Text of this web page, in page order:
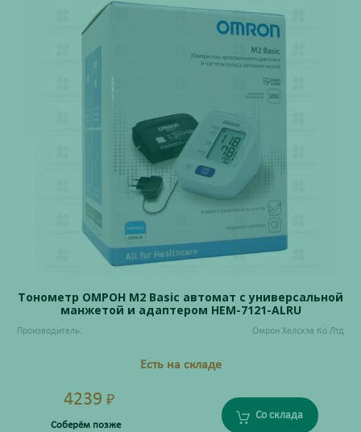
Тонометр ОМРОН M2 Basic автомат с универсальной
манжетой и адаптером НЕМ-7121-ALRU
Производитель: Омрон Хелскэа Ко Лтд
Есть на складе
4239 ₽
Соберём позже
Со склада